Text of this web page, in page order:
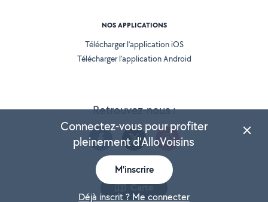
Carte
Retrouvez-nous :
NOS APPLICATIONS
Télécharger l’application iOS
Télécharger l’application Android
Connectez-vous pour profiter
pleinement d'AlloVoisins
M'inscrire
Déjà inscrit ? Me connecter